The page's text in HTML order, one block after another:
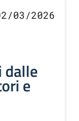
03/2026
dalle
e